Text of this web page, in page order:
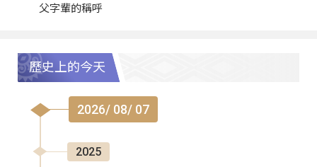
父字輩的稱呼
歷史上的今天
2026/ 08/ 07
2025